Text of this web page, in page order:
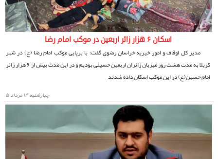
اسکان ۶ هزار زائر اربعین در موکب امام رضا
مدیر کل اوقاف و امور خیریه خراسان رضوی گفت: با برپایی موکب امام رضا (ع) در شهر
کربلا به مدت هشت روز میزبان زائران اربعین حسینی بودیم و در این مدت بیش از ۶ هزار زائر
امام حسین(ع) در این موکب اسکان داده شدند
چهارشنبه ۱۴ مرداد ۵